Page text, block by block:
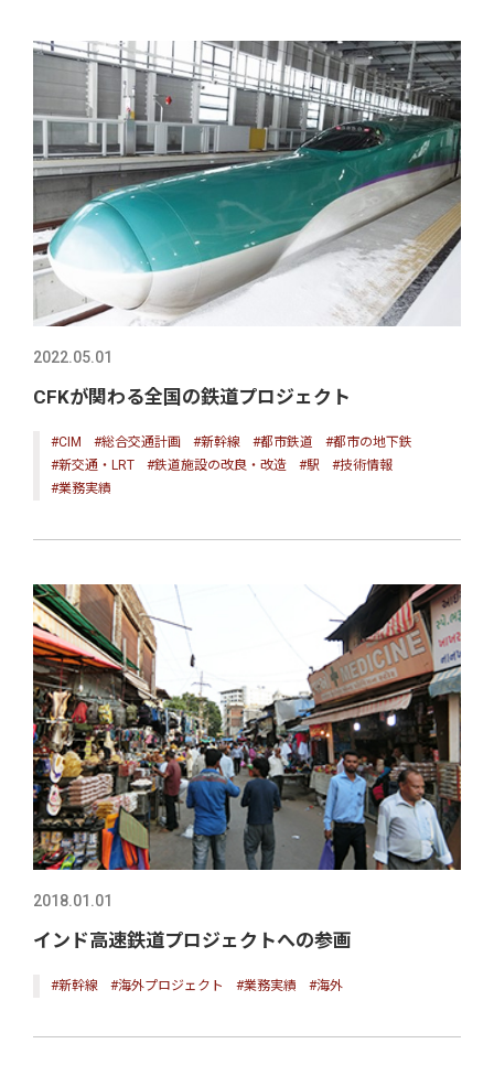
2022.05.01
CFKが関わる全国の鉄道プロジェクト
#CIM #総合交通計画 #新幹線 #都市鉄道
#都市の地下鉄
#新交通・LRT
#鉄道施設の改良・改造 #駅
#技術情報
#業務実績
2018.01.01
インド高速鉄道プロジェクトへの参画
#新幹線 #海外プロジェクト #業務実績 #海外